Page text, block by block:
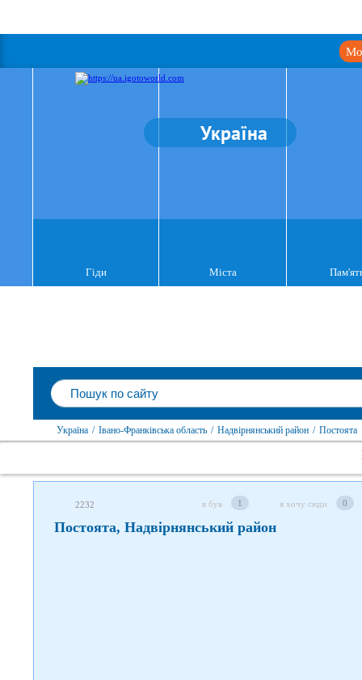
Україна
Гіди Міста
Україна / Івано-Франківська область / Надвірнянський район / Постоята
2232 я був 1 я хочу сюди 0
Постоята, Надвірнянський район
Слідкуйте за нами в соцмережах